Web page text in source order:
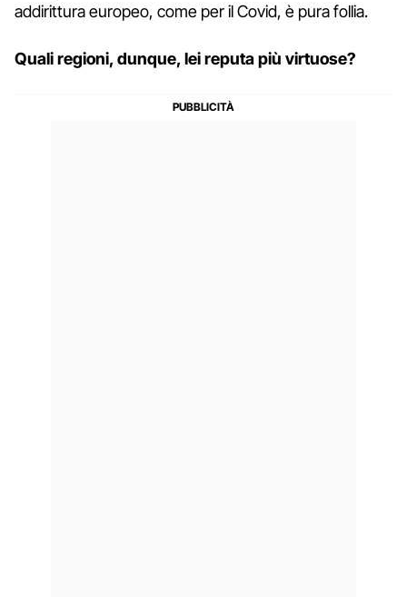
addirittura europeo, come per il Covid, è pura follia.
Quali regioni, dunque, lei reputa più virtuose?